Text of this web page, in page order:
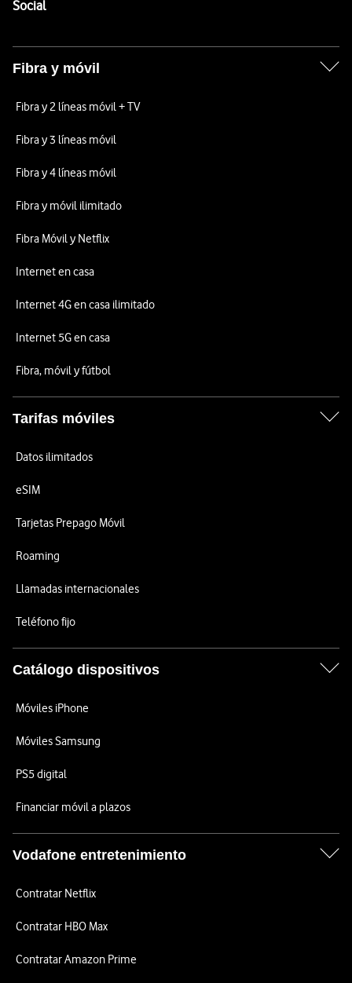
SocialEnlaces a las redes sociales de Vodafone
Fibra y móvil
Fibra y 2 líneas móvil + TV
Fibra y 3 líneas móvil
Fibra y 4 líneas móvil
Fibra y móvil ilimitado
Fibra Móvil y Netflix
Internet en casa
Internet 4G en casa ilimitado
Internet 5G en casa
Fibra, móvil y fútbol
Tarifas móviles
Datos ilimitados
eSIM
Tarjetas Prepago Móvil
Roaming
Llamadas internacionales
Teléfono fijo
Catálogo dispositivos
Móviles iPhone
Móviles Samsung
PS5 digital
Financiar móvil a plazos
Vodafone entretenimiento
Contratar Netflix
Contratar HBO Max
Contratar Amazon Prime